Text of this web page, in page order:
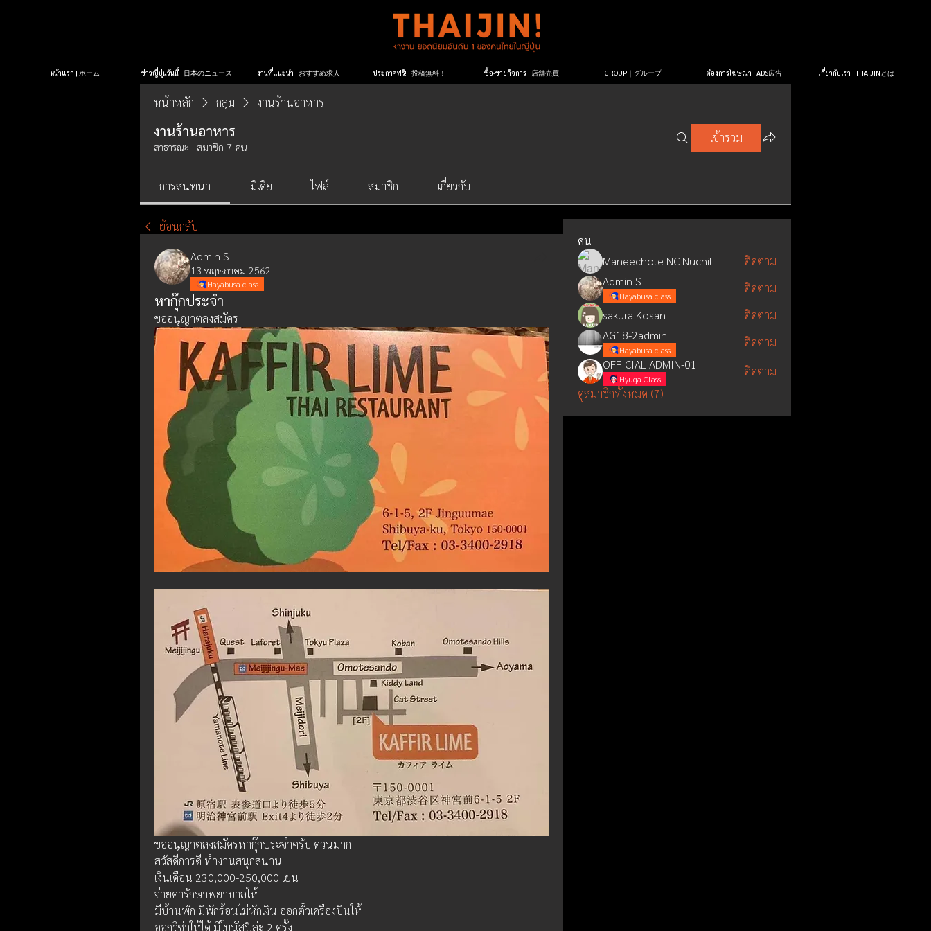
หน้าแรก | ホーム ข่าวญี่ปุ่นวันนี้ | 日本のニュース งานที่แนะนำ | おすすめ求人 ประกาศฟรี! | 投稿無料！ ซื้อ-ขายกิจการ | 店舗売買 GROUP｜グループ ต้องการโฆษณา | ADS広告 เกี่ยวกับเรา | THAIJINとは
หน้าหลัก กลุ่ม งานร้านอาหาร
งานร้านอาหาร
สาธารณะ · สมาชิก 7 คน
เข้าร่วม
การสนทนา มีเดีย ไฟล์ สมาชิก เกี่ยวกับ
ย้อนกลับ
Admin S
13 พฤษภาคม 2562
Hayabusa class
หากุ๊กประจำ
ขออนุญาตลงสมัคร
ขออนุญาตลงสมัครหากุ๊กประจำครับ ด่วนมาก
สวัสดีการดี ทำงานสนุกสนาน
เงินเดือน 230,000-250,000 เยน
จ่ายค่ารักษาพยาบาลให้
มีบ้านพัก มีพักร้อนไม่หักเงิน ออกตั๋วเครื่องบินให้
ออกวีซ่าให้ได้ มีโบนัสปีล่ะ 2 ครั้ง
คน
Maneechote NC Nuchit
ติดตาม
Admin S
Hayabusa class
ติดตาม
sakura Kosan
ติดตาม
AG18-2admin
Hayabusa class
ติดตาม
OFFICIAL ADMIN-01
Hyuga Class
ติดตาม
ดูสมาชิกทั้งหมด (7)